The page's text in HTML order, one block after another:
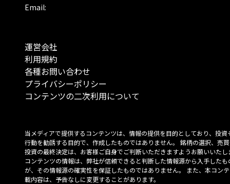
Email:
運営会社
利用規約
各種お問い合わせ
プライバシーポリシー
コンテンツの二次利用について
当メディアで提供するコンテンツは、情報の提供を目的としており、投資
行動を勧誘する目的で、作成したものではありません。 銘柄の選択、売
投資の最終決定は、お客様ご自身でご判断いただきますようお願いいたし
コンテンツの情報は、弊社が信頼できると判断した情報源から入手したも
が、その情報源の確実性を保証したものではありません。 また、本コン
載内容は、予告なしに変更することがあります。